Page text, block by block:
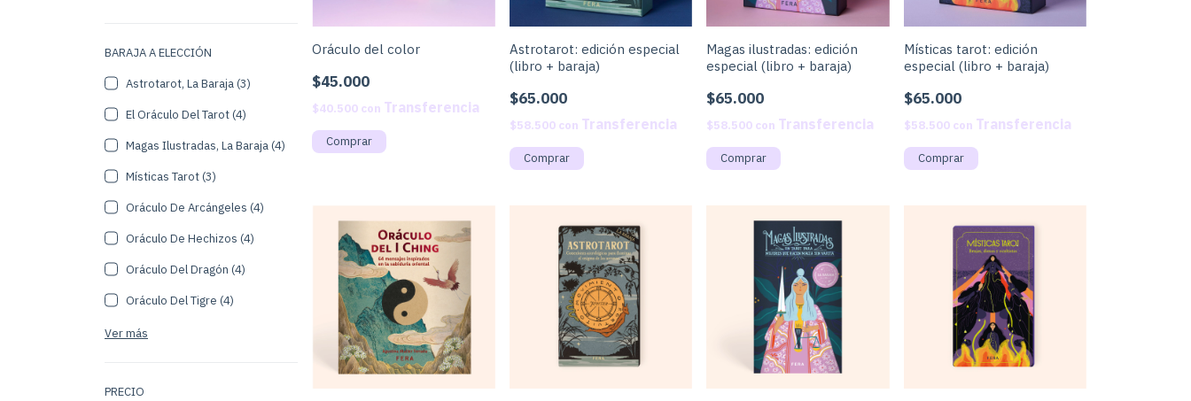
BARAJA A ELECCIÓN
Astrotarot, La Baraja (3)
El Oráculo Del Tarot (4)
Magas Ilustradas, La Baraja (4)
Místicas Tarot (3)
Oráculo De Arcángeles (4)
Oráculo De Hechizos (4)
Oráculo Del Dragón (4)
Oráculo Del Tigre (4)
Ver más
PRECIO
Oráculo del color
$45.000
$40.500 con
Astrotarot: edición especial
(libro + baraja)
$65.000
$58.500 con
Magas ilustradas: edición
especial (libro + baraja)
$65.000
$58.500 con
Místicas tarot: edición
especial (libro + baraja)
$65.000
$58.500 con